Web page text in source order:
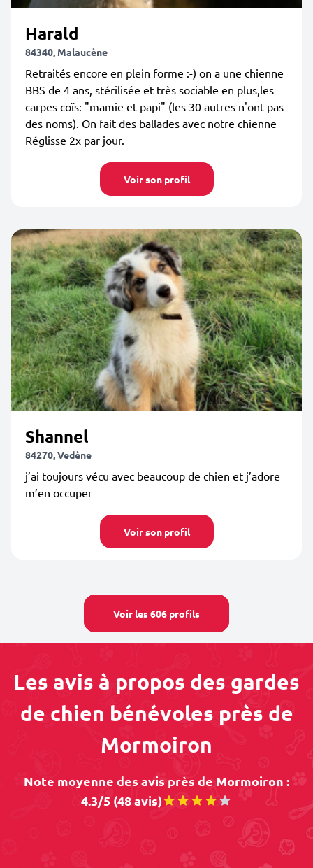
Harald
84340, Malaucène
Retraités encore en plein forme :-) on a une chienne
BBS de 4 ans, stérilisée et très sociable en plus,les
carpes coïs: "mamie et papi" (les 30 autres n'ont pas
des noms). On fait des ballades avec notre chienne
Réglisse 2x par jour.
Voir son profil
Shannel
84270, Vedène
j’ai toujours vécu avec beaucoup de chien et j’adore
m’en occuper
Voir son profil
Voir les 606 profils
Les avis à propos des gardes
de chien bénévoles près de
Mormoiron
Note moyenne des avis près de Mormoiron :
4.3/5 (48 avis)